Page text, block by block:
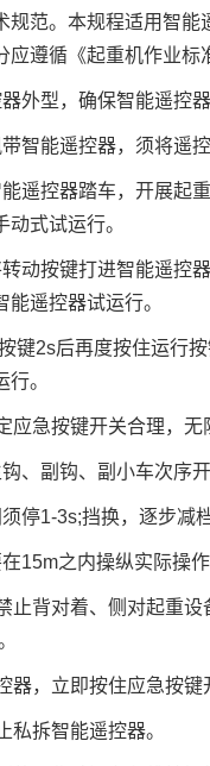
规范。本规程适用智
应遵循《起重机作业标
型，确保智能遥控器
能遥控器，须将遥控
控器踏车，开展起
式试运行。
按键打进智能遥控
遥控器试运行。
2s后再度按住运行按
。
急按键开关合理，无
副钩、副小车次序开
1-3s;挡换，逐步减档
之内操纵实际操作
背对着、侧对起重设
立即按住应急按键
拆智能遥控器。